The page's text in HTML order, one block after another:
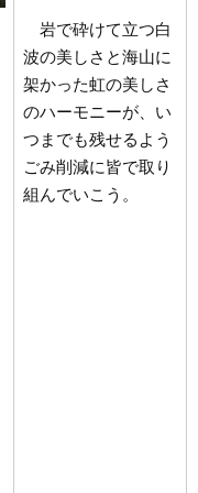
岩で砕けて立つ白
波の美しさと海山に
架かった虹の美しさ
のハーモニーが、い
つまでも残せるよう
ごみ削減に皆で取り
組んでいこう。